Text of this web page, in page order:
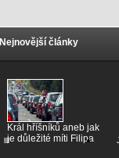
Nejnovější články
Král hříšníků aneb jak
je důležité míti Filipa